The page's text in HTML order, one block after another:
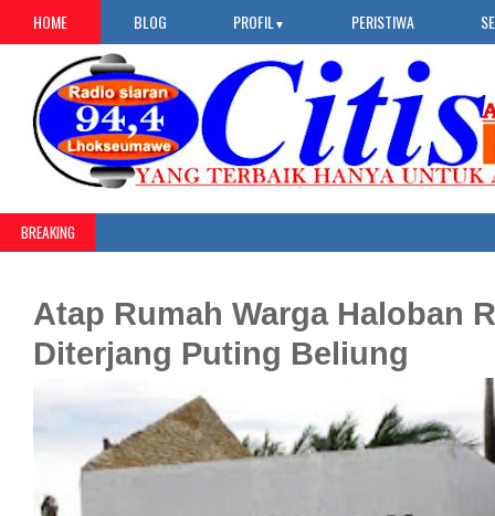
HOME BLOG PROFIL ▼ PERISTIWA
BREAKING
Atap Rumah Warga Haloban
Diterjang Puting Beliung